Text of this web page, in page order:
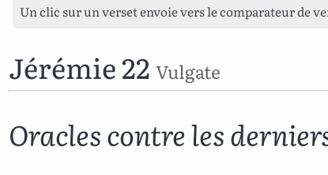
Un clic sur un verset envoie vers le comparateur de
Jérémie 22 Vulgate
Oracles contre les